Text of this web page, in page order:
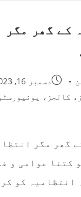
کے گھر مگر
Post
published:
دسمبر 16, 2023
کالجز،
گھر مگر
کتنا عوامی و
انتظامیہ کو